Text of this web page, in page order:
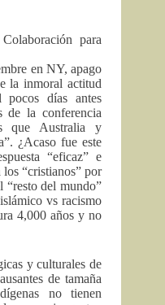
para
en NY, apago
la inmoral actitud
días antes
de la conferencia
que Australia y
¿Acaso fue este
“eficaz” e
“cristianos” por
“resto del mundo”
vs racismo
4,000 años y no
y culturales de
de tamaña
no tienen